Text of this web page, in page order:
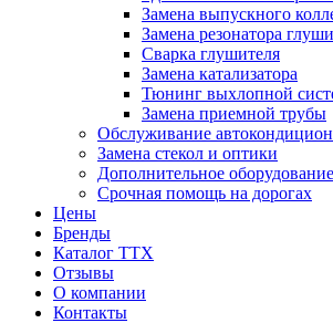
Замена выпускного
Замена резонатора
Сварка глушителя
Замена катализатора
Тюнинг выхлопной
Замена приемной трубы
Обслуживание
Замена стекол и оптики
Дополнительное оборудование
Срочная помощь на дорогах
Цены
Бренды
Каталог ТТХ
Отзывы
О компании
Контакты